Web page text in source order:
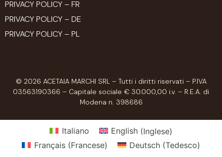
PRIVACY POLICY – FR
PRIVACY POLICY – DE
PRIVACY POLICY – PL
© 2026 ACETAIA MARCHI SRL – Tutti i diritti riservati – P.IVA
03563190366 – Capitale sociale € 30.000,00 i.v. – R.E.A. di
Modena n. 398686
Italiano English(Inglese)
Français(Francese) Deutsch(Tedesco)